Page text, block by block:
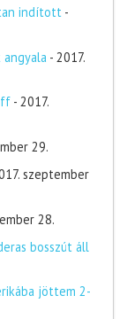
indított -
- 2017.
- 2017.
29.
szeptember
28.
bosszút áll
jöttem 2-